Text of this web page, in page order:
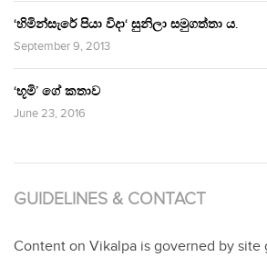
‘හිමින්සැරේ පියා විදා‘ සුනිලා සමුගත්තා ය.
September 9, 2013
‘භූමි’ ගේ කතාව
June 23, 2016
GUIDELINES & CONTACT
Content on Vikalpa is governed by site